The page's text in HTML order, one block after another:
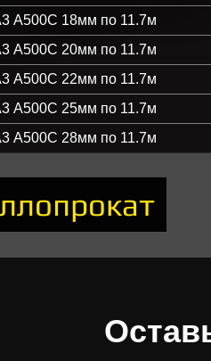
А500С 18мм по 11.7м
А500С 20мм по 11.7м
А500С 22мм по 11.7м
А500С 25мм по 11.7м
А500С 28мм по 11.7м